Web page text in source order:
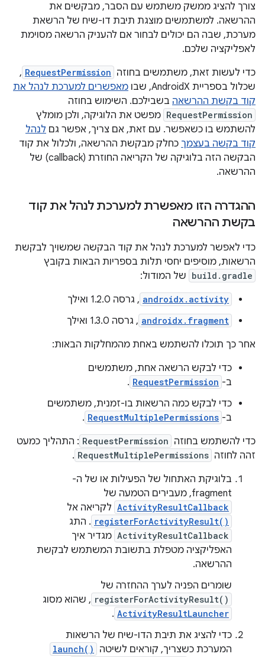
צורך להציג ממשק משתמש עם הסבר, מבקשים את
ההרשאה. למשתמשים מוצגת תיבת דו-שיח של הרשאת
מערכת, שבה הם יכולים לבחור אם להעניק הרשאה מסוימת
לאפליקציה שלכם.
כדי לעשות זאת, משתמשים בחוזה RequestPermission
,
שכלול בספריית AndroidX, שבו
מאפשרים למערכת לנהל את
קוד בקשת ההרשאה בשבילכם. השימוש בחוזה
RequestPermission מפשט את הלוגיקה, ולכן מומלץ
להשתמש בו כשאפשר. עם זאת, אם צריך, אפשר גם לנהל
קוד בקשה בעצמך כחלק מבקשת ההרשאה, ולכלול את קוד
הבקשה הזה בלוגיקה של הקריאה החוזרת (callback) של
ההרשאה.
ההגדרה הזו מאפשרת למערכת לנהל את קוד
בקשת ההרשאה
כדי לאפשר למערכת לנהל את קוד הבקשה שמשויך לבקשת
הרשאות, מוסיפים יחסי תלות בספריות הבאות בקובץ
build.gradle של המודול:
androidx.activity , גרסה 1.2.0 ואילך
androidx.fragment , גרסה 1.3.0 ואילך
אחר כך תוכלו להשתמש באחת מהמחלקות הבאות:
כדי לבקש הרשאה אחת, משתמשים
ב- RequestPermission
.
כדי לבקש כמה הרשאות בו-זמנית, משתמשים
ב- RequestMultiplePermissions
.
כדי להשתמש בחוזה RequestPermission : התהליך כמעט
זהה לחוזה RequestMultiplePermissions
.
בלוגיקת האתחול של הפעילות או של ה-
fragment, מעבירים הטמעה של
ActivityResultCallback לקריאה אל
registerForActivityResult() . התג
ActivityResultCallback מגדיר איך
האפליקציה מטפלת בתשובת המשתמש לבקשת
ההרשאה.
שומרים הפניה לערך ההחזרה של
registerForActivityResult() , שהוא מסוג
ActivityResultLauncher
.
כדי להציג את תיבת הדו-שיח של הרשאות
המערכת כשצריך, קוראים לשיטה
launch()